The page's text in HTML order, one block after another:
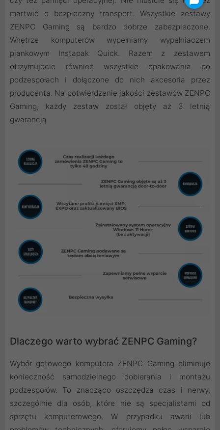
martwić o bezpieczny transport. Wszystkie zestawy
ZENPC Gaming są bardzo dobrze zabezpieczone.
Wnętrze komputerów wypełniamy wypełniaczem
piankowym Instapak Quick. Razem z zestawem
otrzymujecie również wszystkie opakowania po
podzespołach i dołączone do nich akcesoria przez
producenta. Na potwierdzenie jakości zestawów ZENPC
Gaming, każdy zestaw został objęty aż 3 letnią
gwarancją
Dlaczego warto wybrać ZENPC Gaming?
Wybór gotowego komputera ZENPC Gaming eliminuje
konieczność samodzielnego dobierania i montażu
podzespołów. To znacząco oszczędza czas i nerwy,
szczególnie dla osób, które nie są specjalistami od
sprzętu komputerowego. W przypadku awarii lub